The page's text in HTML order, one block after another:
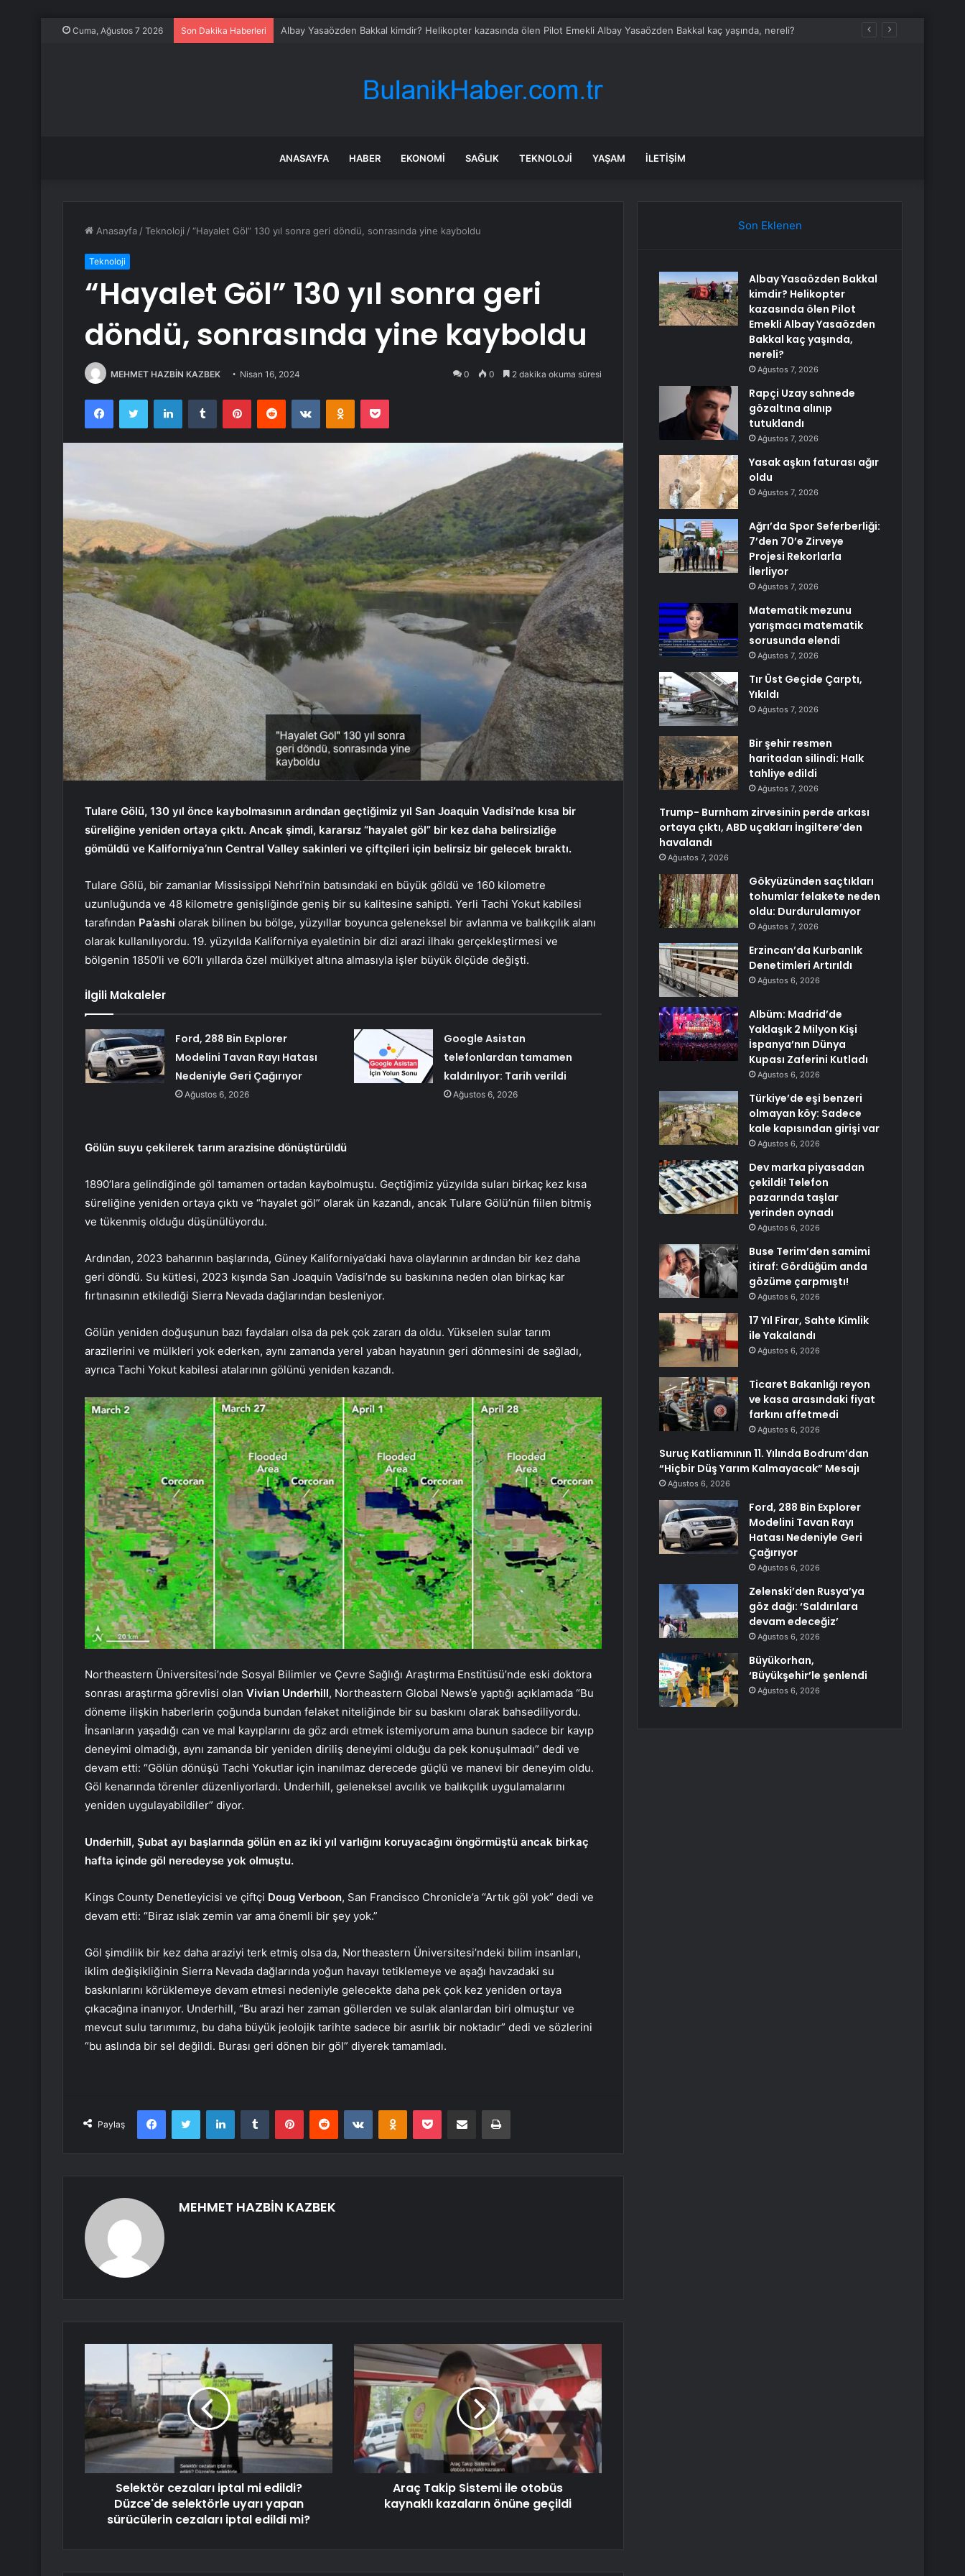
Cuma, Ağustos 7 2026 Son Dakika Haberleri Albay Yasaözden Bakkal kimdir? Helikopter kazasında ölen Pilot Emekli Albay Yasaözden Bakkal kaç yaşında, nereli?
ANASAYFA HABER EKONOMI SAĞLIK TEKNOLOJI YAŞAM İLETIŞIM
Anasayfa /Teknoloji /“Hayalet Göl” 130 yıl sonra geri döndü, sonrasında yine kayboldu
Teknoloji
“Hayalet Göl” 130 yıl sonra geri
döndü, sonrasında yine kayboldu
MEHMET HAZBİN KAZBEK Nisan 16, 2024 0 0 2 dakika okuma süresi
FacebookTwitter LinkedInTumblr PinterestReddit VKontakteOdnoklassniki
Pocket
Tulare Gölü, 130 yıl önce kaybolmasının ardından geçtiğimiz yıl San Joaquin Vadisi’nde kısa bir
süreliğine yeniden ortaya çıktı. Ancak şimdi, kararsız “hayalet göl” bir kez daha belirsizliğe
gömüldü ve Kaliforniya’nın Central Valley sakinleri ve çiftçileri için belirsiz bir gelecek bıraktı.
Tulare Gölü, bir zamanlar Mississippi Nehri’nin batısındaki en büyük göldü ve 160 kilometre
uzunluğunda ve 48 kilometre genişliğinde geniş bir su kalitesine sahipti. Yerli Tachi Yokut kabilesi
tarafından Pa’ashi olarak bilinen bu bölge, yüzyıllar boyunca geleneksel bir avlanma ve balıkçılık alanı
olarak kullanılıyordu. 19. yüzyılda Kaliforniya eyaletinin bir dizi arazi ilhakı gerçekleştirmesi ve
bölgenin 1850’li ve 60’lı yıllarda özel mülkiyet altına almasıyla işler büyük ölçüde değişti.
İlgili Makaleler
Ford, 288 Bin Explorer
Modelini Tavan Rayı Hatası
Nedeniyle Geri Çağırıyor
Ağustos 6, 2026
Google Asistan
telefonlardan tamamen
kaldırılıyor: Tarih verildi
Ağustos 6, 2026
Gölün suyu çekilerek tarım arazisine dönüştürüldü
1890’lara gelindiğinde göl tamamen ortadan kaybolmuştu. Geçtiğimiz yüzyılda suları birkaç kez kısa
süreliğine yeniden ortaya çıktı ve “hayalet göl” olarak ün kazandı, ancak Tulare Gölü’nün fiilen bitmiş
ve tükenmiş olduğu düşünülüyordu.
Ardından, 2023 baharının başlarında, Güney Kaliforniya’daki hava olaylarının ardından bir kez daha
geri döndü. Su kütlesi, 2023 kışında San Joaquin Vadisi’nde su baskınına neden olan birkaç kar
fırtınasının etkilediği Sierra Nevada dağlarından besleniyor.
Gölün yeniden doğuşunun bazı faydaları olsa da pek çok zararı da oldu. Yükselen sular tarım
arazilerini ve mülkleri yok ederken, aynı zamanda yerel yaban hayatının geri dönmesini de sağladı,
ayrıca Tachi Yokut kabilesi atalarının gölünü yeniden kazandı.
Northeastern Üniversitesi’nde Sosyal Bilimler ve Çevre Sağlığı Araştırma Enstitüsü’nde eski doktora
sonrası araştırma görevlisi olan Vivian Underhill, Northeastern Global News’e yaptığı açıklamada “Bu
döneme ilişkin haberlerin çoğunda bundan felaket niteliğinde bir su baskını olarak bahsediliyordu.
İnsanların yaşadığı can ve mal kayıplarını da göz ardı etmek istemiyorum ama bunun sadece bir kayıp
deneyimi olmadığı, aynı zamanda bir yeniden diriliş deneyimi olduğu da pek konuşulmadı” dedi ve
devam etti: “Gölün dönüşü Tachi Yokutlar için inanılmaz derecede güçlü ve manevi bir deneyim oldu.
Göl kenarında törenler düzenliyorlardı. Underhill, geleneksel avcılık ve balıkçılık uygulamalarını
yeniden uygulayabildiler” diyor.
Underhill, Şubat ayı başlarında gölün en az iki yıl varlığını koruyacağını öngörmüştü ancak birkaç
hafta içinde göl neredeyse yok olmuştu.
Kings County Denetleyicisi ve çiftçi Doug Verboon, San Francisco Chronicle’a “Artık göl yok” dedi ve
devam etti: “Biraz ıslak zemin var ama önemli bir şey yok.”
Göl şimdilik bir kez daha araziyi terk etmiş olsa da, Northeastern Üniversitesi’ndeki bilim insanları,
iklim değişikliğinin Sierra Nevada dağlarında yoğun havayı tetiklemeye ve aşağı havzadaki su
baskınlarını körüklemeye devam etmesi nedeniyle gelecekte daha pek çok kez yeniden ortaya
çıkacağına inanıyor. Underhill, “Bu arazi her zaman göllerden ve sulak alanlardan biri olmuştur ve
mevcut sulu tarımımız, bu daha büyük jeolojik tarihte sadece bir asırlık bir noktadır” dedi ve sözlerini
“bu aslında bir sel değildi. Burası geri dönen bir göl” diyerek tamamladı.
Paylaş
FacebookTwitter LinkedInTumblr PinterestReddit VKontakteOdnoklassniki
Pocket E-Posta ile paylaş Yazdır
MEHMET HAZBİN KAZBEK
Selektör cezaları iptal mi edildi?
Düzce'de selektörle uyarı yapan
sürücülerin cezaları iptal edildi mi?
Araç Takip Sistemi ile otobüs
kaynaklı kazaların önüne geçildi
Son Eklenen
Albay Yasaözden Bakkal
kimdir? Helikopter
kazasında ölen Pilot
Emekli Albay Yasaözden
Bakkal kaç yaşında,
nereli?
Ağustos 7, 2026
Rapçi Uzay sahnede
gözaltına alınıp
tutuklandı
Ağustos 7, 2026
Yasak aşkın faturası ağır
oldu
Ağustos 7, 2026
Ağrı’da Spor Seferberliği:
7’den 70’e Zirveye
Projesi Rekorlarla
İlerliyor
Ağustos 7, 2026
Matematik mezunu
yarışmacı matematik
sorusunda elendi
Ağustos 7, 2026
Tır Üst Geçide Çarptı,
Yıkıldı
Ağustos 7, 2026
Bir şehir resmen
haritadan silindi: Halk
tahliye edildi
Ağustos 7, 2026
Trump- Burnham zirvesinin perde arkası
ortaya çıktı, ABD uçakları İngiltere’den
havalandı
Ağustos 7, 2026
Gökyüzünden saçtıkları
tohumlar felakete neden
oldu: Durdurulamıyor
Ağustos 7, 2026
Erzincan’da Kurbanlık
Denetimleri Artırıldı
Ağustos 6, 2026
Albüm: Madrid’de
Yaklaşık 2 Milyon Kişi
İspanya’nın Dünya
Kupası Zaferini Kutladı
Ağustos 6, 2026
Türkiye’de eşi benzeri
olmayan köy: Sadece
kale kapısından girişi var
Ağustos 6, 2026
Dev marka piyasadan
çekildi! Telefon
pazarında taşlar
yerinden oynadı
Ağustos 6, 2026
Buse Terim’den samimi
itiraf: Gördüğüm anda
gözüme çarpmıştı!
Ağustos 6, 2026
17 Yıl Firar, Sahte Kimlik
ile Yakalandı
Ağustos 6, 2026
Ticaret Bakanlığı reyon
ve kasa arasındaki fiyat
farkını affetmedi
Ağustos 6, 2026
Suruç Katliamının 11. Yılında Bodrum’dan
“Hiçbir Düş Yarım Kalmayacak” Mesajı
Ağustos 6, 2026
Ford, 288 Bin Explorer
Modelini Tavan Rayı
Hatası Nedeniyle Geri
Çağırıyor
Ağustos 6, 2026
Zelenski’den Rusya’ya
göz dağı: ‘Saldırılara
devam edeceğiz’
Ağustos 6, 2026
Büyükorhan,
‘Büyükşehir’le şenlendi
Ağustos 6, 2026